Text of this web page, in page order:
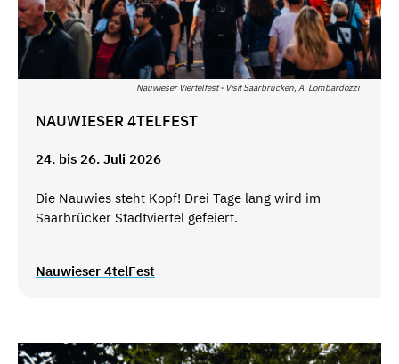
Nauwieser Viertelfest - Visit Saarbrücken, A. Lombardozzi
NAUWIESER 4TELFEST
24. bis 26. Juli 2026
Die Nauwies steht Kopf! Drei Tage lang wird im
Saarbrücker Stadtviertel gefeiert.
Nauwieser 4telFest